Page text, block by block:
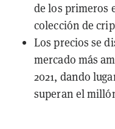
de los primeros
colección de
Los precios se
mercado más
2021, dando
superan el